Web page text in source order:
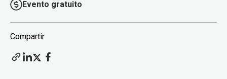
Evento gratuito
Compartir